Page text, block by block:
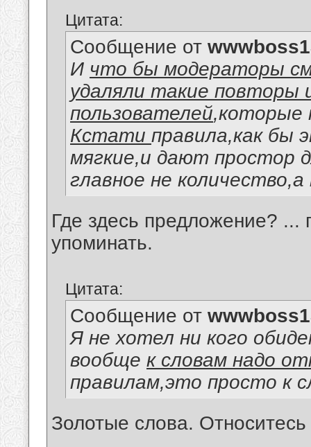
Цитата:
Сообщение от
И что бы модераторы
удаляли такие повторы
пользователей,которые
Кстати правила,как бы
мягкие,и дают простор
главное не количество,а
Где здесь предложение? ...
упоминать.
Цитата:
Сообщение от
Я не хотел ни кого
вообще к словам надо
правилам,это просто к
Золотые слова.